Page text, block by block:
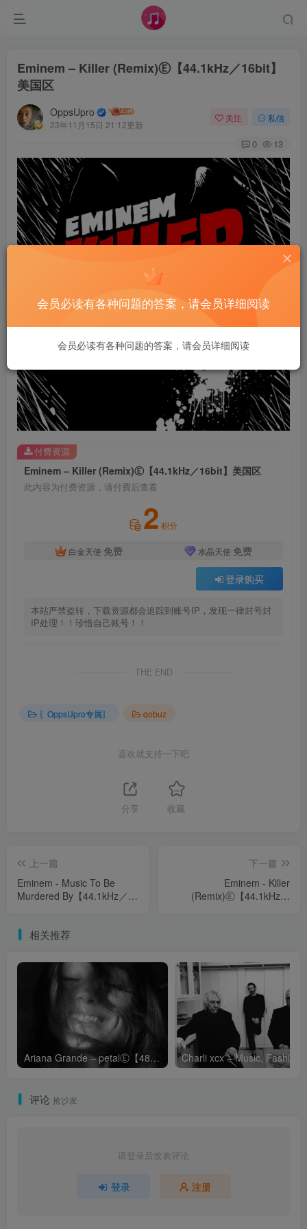
Eminem – Killer (Remix)Ⓔ【44.1kHz／16bit】
美国区
OppsUpro
23年11月15日 21:12更新
关注 私信
0 13
Eminem – Killer (Remix)Ⓔ【44.1kHz／16bit】美国区
此内容为付费资源，请付费后查看
2 积分
白金天使 免费 水晶天使 免费
登录购买
本站严禁盗转，下载资源都会追踪到账号IP，发现一律封号封
IP处理！！珍惜自己账号！！
付费资源
THE END
〖OppsUpro专属〗 qobuz
喜欢就支持一下吧
分享 收藏
上一篇
Eminem - Music To Be
Murdered By【44.1kHz／
下一篇
Eminem - Killer
(Remix)Ⓔ【44.1kHz／
相关推荐
Ariana Grande – petalⒺ【48kHz／24bit】英国区
评论 抢沙发
请登录后发表评论
登录 注册
会员必读有各种问题的答案，请会员详细阅读
会员必读有各种问题的答案，请会员详细阅读